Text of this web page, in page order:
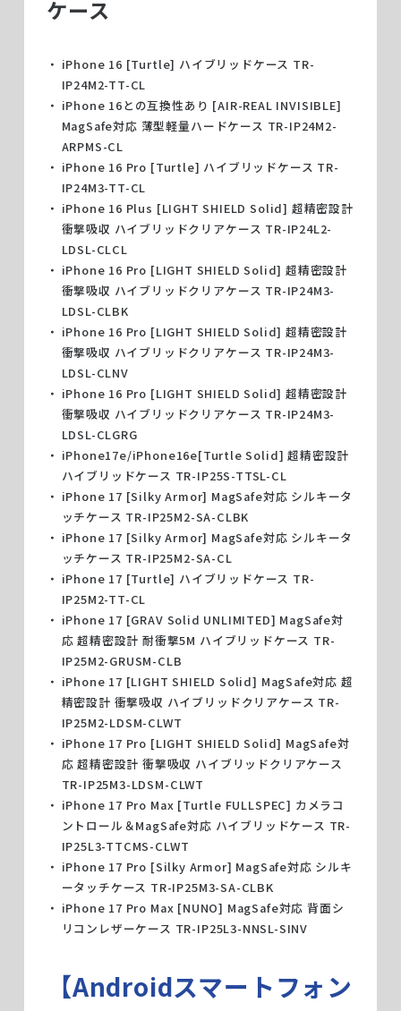
ケース
iPhone 16 [Turtle] ハイブリッドケース TR-
IP24M2-TT-CL
iPhone 16との互換性あり [AIR-REAL INVISIBLE]
MagSafe対応 薄型軽量ハードケース TR-IP24M2-
ARPMS-CL
iPhone 16 Pro [Turtle] ハイブリッドケース TR-
IP24M3-TT-CL
iPhone 16 Plus [LIGHT SHIELD Solid] 超精密設計
衝撃吸収 ハイブリッドクリアケース TR-IP24L2-
LDSL-CLCL
iPhone 16 Pro [LIGHT SHIELD Solid] 超精密設計
衝撃吸収 ハイブリッドクリアケース TR-IP24M3-
LDSL-CLBK
iPhone 16 Pro [LIGHT SHIELD Solid] 超精密設計
衝撃吸収 ハイブリッドクリアケース TR-IP24M3-
LDSL-CLNV
iPhone 16 Pro [LIGHT SHIELD Solid] 超精密設計
衝撃吸収 ハイブリッドクリアケース TR-IP24M3-
LDSL-CLGRG
iPhone17e/iPhone16e[Turtle Solid] 超精密設計
ハイブリッドケース TR-IP25S-TTSL-CL
iPhone 17 [Silky Armor] MagSafe対応 シルキータ
ッチケース TR-IP25M2-SA-CLBK
iPhone 17 [Silky Armor] MagSafe対応 シルキータ
ッチケース TR-IP25M2-SA-CL
iPhone 17 [Turtle] ハイブリッドケース TR-
IP25M2-TT-CL
iPhone 17 [GRAV Solid UNLIMITED] MagSafe対
応 超精密設計 耐衝撃5M ハイブリッドケース TR-
IP25M2-GRUSM-CLB
iPhone 17 [LIGHT SHIELD Solid] MagSafe対応 超
精密設計 衝撃吸収 ハイブリッドクリアケース TR-
IP25M2-LDSM-CLWT
iPhone 17 Pro [LIGHT SHIELD Solid] MagSafe対
応 超精密設計 衝撃吸収 ハイブリッドクリアケース
TR-IP25M3-LDSM-CLWT
iPhone 17 Pro Max [Turtle FULLSPEC] カメラコ
ントロール＆MagSafe対応 ハイブリッドケース TR-
IP25L3-TTCMS-CLWT
iPhone 17 Pro [Silky Armor] MagSafe対応 シルキ
ータッチケース TR-IP25M3-SA-CLBK
iPhone 17 Pro Max [NUNO] MagSafe対応 背面シ
リコンレザーケース TR-IP25L3-NNSL-SINV
【Androidスマートフォン